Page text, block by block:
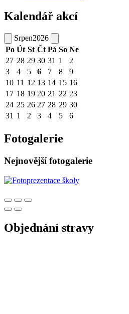
Kalendář akcí
Srpen2026
Po Út St Čt Pá So Ne
27 28 29 30 31 1
2
3
4 5 6 7 8
9
10 11 12 13 14 15 16
17 18 19 20 21 22 23
24 25 26 27 28 29 30
31 1 2 3 4 5 6
Fotogalerie
Nejnovější fotogalerie
Objednání stravy